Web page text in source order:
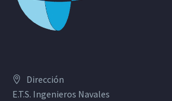
Dirección
E.T.S. Ingenieros Navales